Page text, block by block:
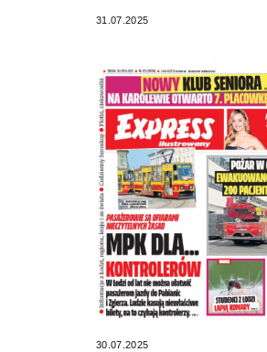
31.07.2025
30.07.2025